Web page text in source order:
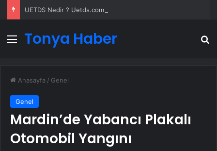
Menü
Tonya Haber
Anasayfa / Genel
Genel
Mardin’de Yabancı Plakalı
Otomobil Yangını